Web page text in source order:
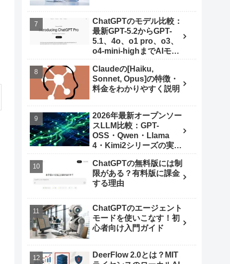
ChatGPTのモデル比較：
最新GPT-5.2からGPT-
5.1、4o、o1 pro、o3、
o4-mini-highまでAIモデ
Claudeの[Haiku,
Sonnet, Opus]の特徴・
料金をわかりやすく説明
2026年最新オープンソー
スLLM比較：GPT-
OSS・Qwen・Llama
4・Kimi2シリーズの実力
ChatGPTの無料版には制
限がある？有料版に課金
する理由
ChatGPTのエージェント
モードを使いこなす！初
心者向け入門ガイド
DeerFlow 2.0とは？MIT